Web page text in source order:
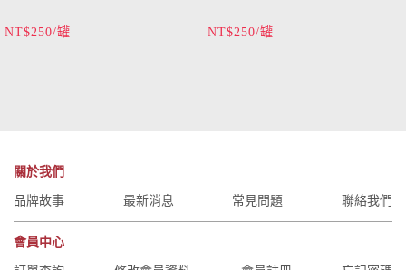
NT$250/罐 NT$250/罐
關於我們
品牌故事
最新消息 常見問題 聯絡我們
會員中心